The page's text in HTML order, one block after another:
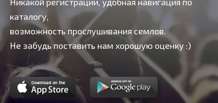
Никакой регистрации, удобная навигация по
каталогу,
возможность прослушивания семлов.
Не забудь поставить нам хорошую оценку :)